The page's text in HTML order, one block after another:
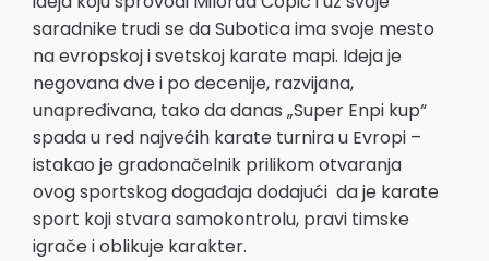
saradnike trudi se da Subotica ima svoje mesto
na evropskoj i svetskoj karate mapi. Ideja je
negovana dve i po decenije, razvijana,
unapređivana, tako da danas „Super Enpi kup“
spada u red najvećih karate turnira u Evropi –
istakao je gradonačelnik prilikom otvaranja
ovog sportskog događaja dodajući da je karate
sport koji stvara samokontrolu, pravi timske
igrače i oblikuje karakter.